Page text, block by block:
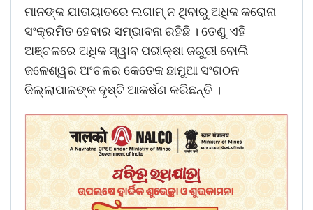
ମାନଙ୍କ ଯାତାୟାତରେ ଲଗାମ୍ ନ ଥିବାରୁ ଅଧିକ କରୋନା
ସଂକ୍ରମିତ ହେବାର ସମ୍ଭାବନା ରହିଛି । ତେଣୁ ଏହି
ଅଞ୍ଚଳରେ ଅଧିକ ସ୍ୱାବ ପରୀକ୍ଷା ଜରୁରୀ ବୋଲି
ଜଳେଶ୍ୱର ଅଂଚଳର କେତେକ ଛାମୁଆ ସଂଗଠନ
ଜିଲ୍ଲାପାଳଙ୍କ ଦୃଷ୍ଟି ଆକର୍ଷଣ କରିଛନ୍ତି ।